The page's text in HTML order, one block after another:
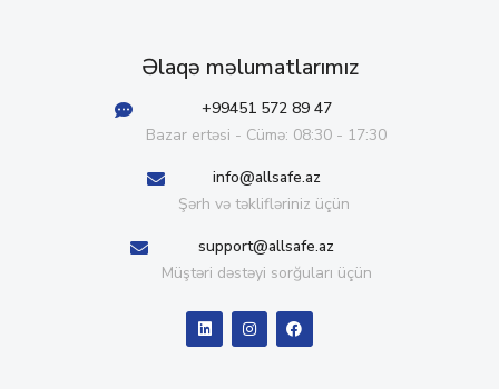
Əlaqə məlumatlarımız
+99451 572 89 47
Bazar ertəsi - Cümə: 08:30 - 17:30
info@allsafe.az
Şərh və təklifləriniz üçün
support@allsafe.az
Müştəri dəstəyi sorğuları üçün